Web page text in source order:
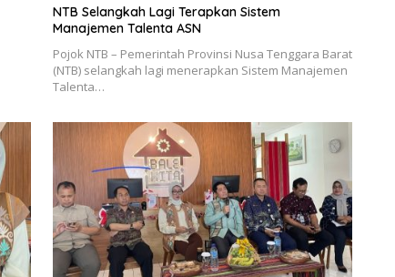
NTB Selangkah Lagi Terapkan Sistem
Manajemen Talenta ASN
Pojok NTB – Pemerintah Provinsi Nusa Tenggara Barat
(NTB) selangkah lagi menerapkan Sistem Manajemen
Talenta…